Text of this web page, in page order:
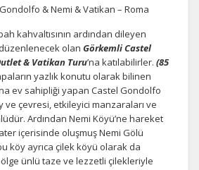
& Nemi & Vatikan – Roma
kahvaltısının ardından dileyen
olan GörkemliCastel
& Vatikan Turu’na katılabilirler. (85
yazlık konutu olarak bilinen
ev sahipliği yapan Castel Gondolfo
ve çevresi, etkileyici manzaraları ve
Ardından Nemi Köyü’ne hareket
içerisinde oluşmuş Nemi Gölü
köy ayrıca çilek köyü olarak da
ünlü taze ve lezzetli çilekleriyle